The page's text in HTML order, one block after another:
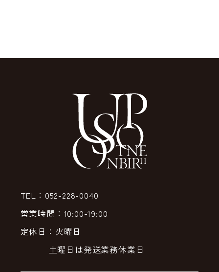
TEL：052-228-0040
営業時間：10:00-19:00
定休日：火曜日
土曜日は発送業務休業日